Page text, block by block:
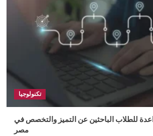
تكنولوجيا
للطلاب الباحثين عن التميز والتخصص في
مصر